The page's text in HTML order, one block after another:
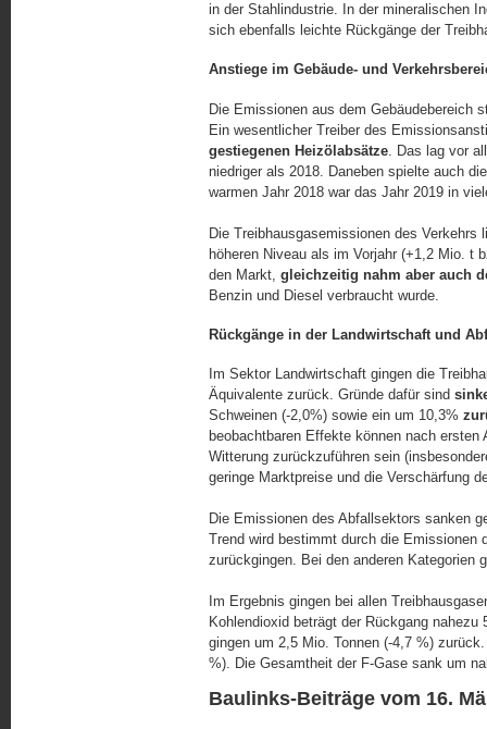
in der Stahlindustrie. In der mineralischen
sich ebenfalls leichte Rück­gänge der
Anstiege im Gebäude- und
Die Emissionen aus dem Gebäudebereich
Ein wesentlicher Treiber des
gestiegenen Heizölabsätze . Das lag vor
niedriger als 2018. Daneben spielte auch
warmen Jahr 2018 war das Jahr 2019 in
Die Treibhausgasemissionen des Verkehrs
höheren Niveau als im Vorjahr (+1,2 Mio. t
den Markt, gleichzeitig nahm aber auch
Benzin und Diesel verbraucht wurde.
Rückgänge in der Landwirtschaft und
Im Sektor Landwirtschaft gingen die
Äquivalente zurück. Gründe dafür sind
Schweinen (-2,0%) sowie ein um 10,3%
beobachtbaren Effekte können nach
Witterung zurückzuführen sein
geringe Marktpreise und die Ver­schär­fung
Die Emissionen des Abfallsektors sanken
Trend wird bestimmt durch die Emissionen
zurückgingen. Bei den anderen Kategorien
Im Ergebnis gingen bei allen
Kohlendioxid beträgt der Rückgang
gingen um 2,5 Mio. Tonnen (-4,7 %)
%). Die Gesamtheit der F-Gase sank um
Baulinks-Beiträge vom 16.